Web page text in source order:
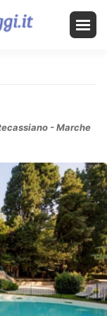
- Marche